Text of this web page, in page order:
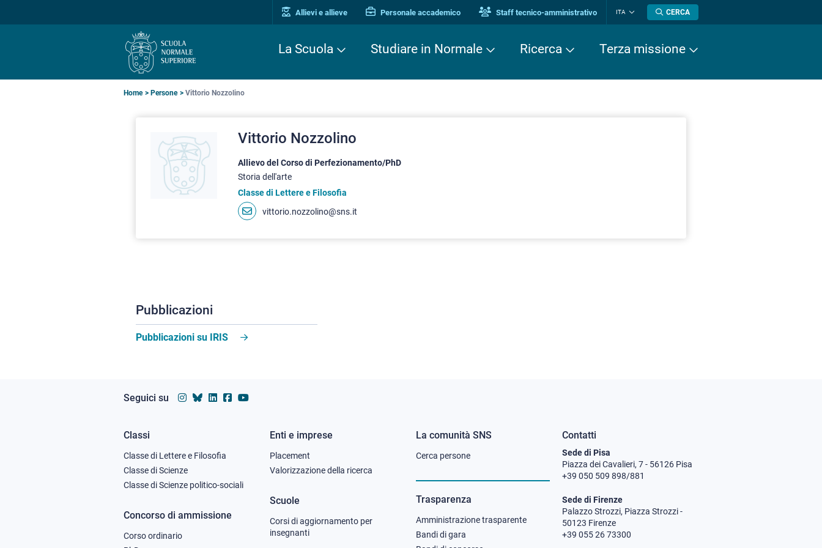
Allievi e allieve Personale accademico Staff tecnico-amministrativo ITA
lingua
CERCA
La Scuola Studiare in Normale Ricerca Terza missione
Briciole
pane
Home Persone Vittorio Nozzolino
Vittorio Nozzolino
Allievo del Corso di Perfezionamento/PhD
Storia dell'arte
Classe di Lettere e Filosofia
vittorio.nozzolino@sns.it
Pubblicazioni
Pubblicazioni su IRIS
Seguici su
Footer
column
Classi
Classe di Lettere e Filosofia
Classe di Scienze
Classe di Scienze politico-sociali
Concorso di ammissione
Corso ordinario
Footer
column
2
Enti e imprese
Placement
Valorizzazione della ricerca
Scuole
Corsi di aggiornamento per
insegnanti
Footer
column
3
La comunità SNS
Cerca persone
Trasparenza
Amministrazione trasparente
Bandi di gara
Contatti
Sede di Pisa
Piazza dei Cavalieri, 7 - 56126 Pisa
+39 050 509 898/881
Sede di Firenze
Palazzo Strozzi, Piazza Strozzi -
50123 Firenze
+39 055 26 73300